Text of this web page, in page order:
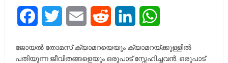
FacebookTwitter Email Reddit LinkedIn
ജോയൽ തോമസ് ക്യാമറയെയും ക്യാമറയ്ക്കുള്ളിൽ
പതിയുന്ന ജീവിതങ്ങളെയും ഒരുപാട് സ്നേഹിച്ചവൻ. ഒരുപാട്